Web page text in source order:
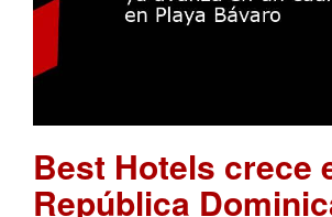
Best Hotels crece
República